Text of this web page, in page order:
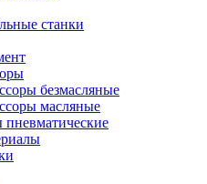
станки
безмасляные
масляные
пневматические